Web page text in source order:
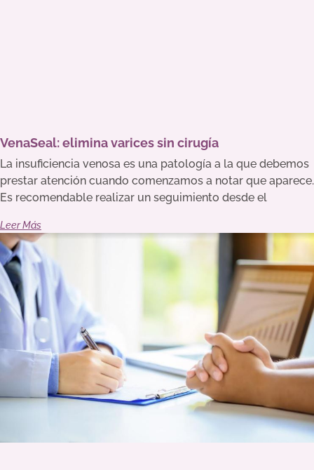
VenaSeal: elimina varices sin cirugía
La insuficiencia venosa es una patología a la que debemos
prestar atención cuando comenzamos a notar que aparece.
Es recomendable realizar un seguimiento desde el
Leer Más